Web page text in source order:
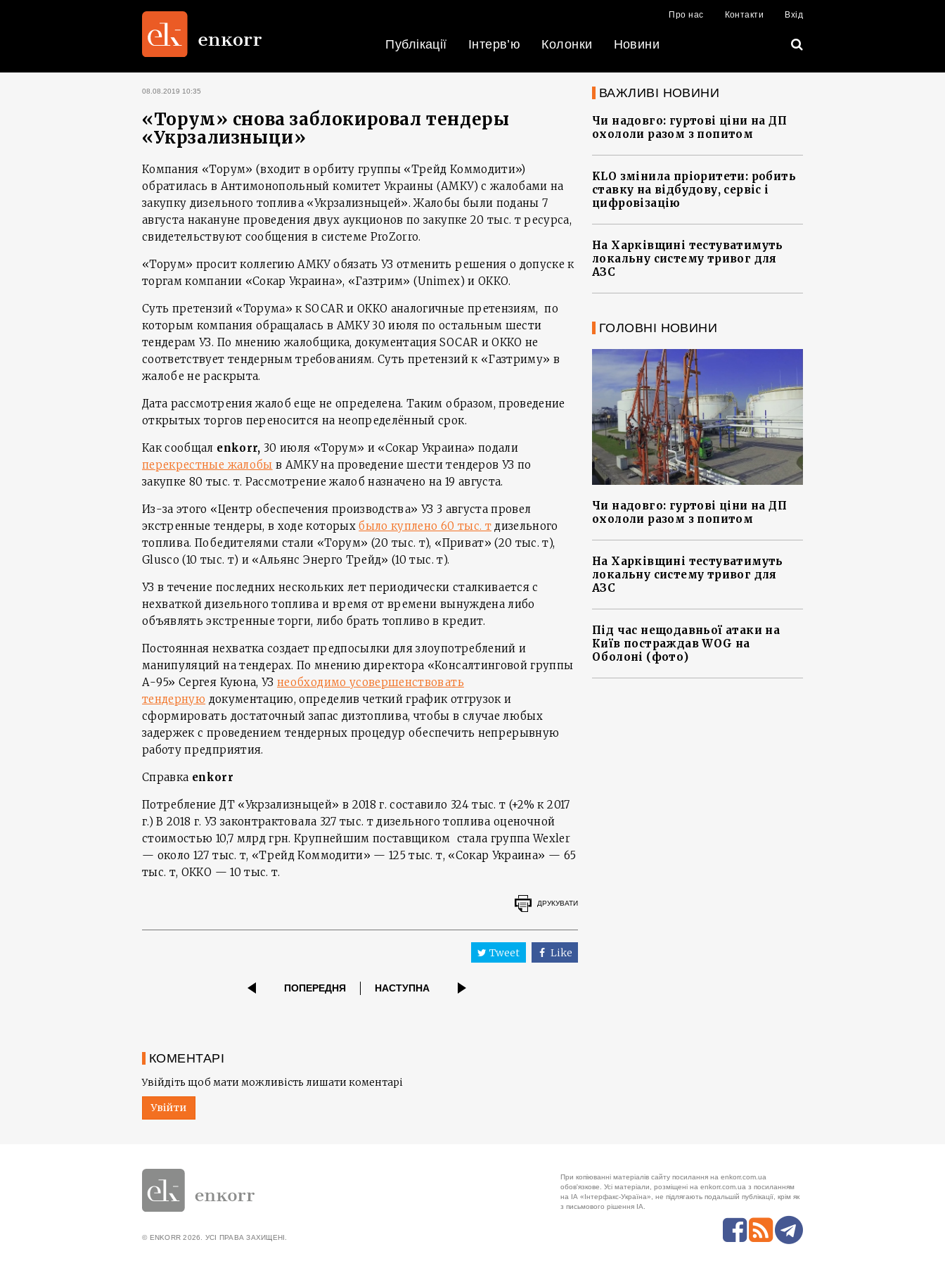
Про нас Контакти Вхід
Публікації Інтерв’ю Колонки Новини
08.08.2019 10:35
«Торум» снова заблокировал тендеры
«Укрзализныци»
Компания «Торум» (входит в орбиту группы «Трейд Коммодити»)
обратилась в Антимонопольный комитет Украины (АМКУ) с жалобами на
закупку дизельного топлива «Укрзализныцей». Жалобы были поданы 7
августа накануне проведения двух аукционов по закупке 20 тыс. т ресурса,
свидетельствуют сообщения в системе ProZorro.
«Торум» просит коллегию АМКУ обязать УЗ отменить решения о допуске к
торгам компании «Сокар Украина», «Газтрим» (Unimex) и ОККО.
Суть претензий «Торума» к SOCAR и ОККО аналогичные претензиям, по
которым компания обращалась в АМКУ 30 июля по остальным шести
тендерам УЗ. По мнению жалобщика, документация SOCAR и ОККО не
соответствует тендерным требованиям. Суть претензий к «Газтриму» в
жалобе не раскрыта.
Дата рассмотрения жалоб еще не определена. Таким образом, проведение
открытых торгов переносится на неопределённый срок.
Как сообщал enkorr, 30 июля «Торум» и «Сокар Украина» подали
перекрестные жалобы в АМКУ на проведение шести тендеров УЗ по
закупке 80 тыс. т. Рассмотрение жалоб назначено на 19 августа.
Из-за этого «Центр обеспечения производства» УЗ 3 августа провел
экстренные тендеры, в ходе которыхбыло куплено 60 тыс. тдизельного
топлива. Победителями стали «Торум» (20 тыс. т), «Приват» (20 тыс. т),
Glusco (10 тыс. т) и «Альянс Энерго Трейд» (10 тыс. т).
УЗ в течение последних нескольких лет периодически сталкивается с
нехваткой дизельного топлива и время от времени вынуждена либо
объявлять экстренные торги, либо брать топливо в кредит.
Постоянная нехватка создает предпосылки для злоупотреблений и
манипуляций на тендерах. По мнению директора «Консалтинговой группы
А-95» Сергея Куюна, УЗнеобходимо усовершенствовать
тендерную документацию, определив четкий график отгрузок и
сформировать достаточный запас дизтоплива, чтобы в случае любых
задержек с проведением тендерных процедур обеспечить непрерывную
работу предприятия.
Справка enkorr
Потребление ДТ «Укрзализныцей» в 2018 г. составило 324 тыс. т (+2% к 2017
г.) В 2018 г. УЗ законтрактовала 327 тыс. т дизельного топлива оценочной
стоимостью 10,7 млрд грн. Крупнейшим поставщиком стала группа Wexler
— около 127 тыс. т, «Трейд Коммодити» — 125 тыс. т, «Сокар Украина» — 65
тыс. т, ОККО — 10 тыс. т.
ДРУКУВАТИ
Tweet Like
ПОПЕРЕДНЯ НАСТУПНА
КОМЕНТАРІ
Увійдіть щоб мати можливість лишати коментарі
Увійти
ВАЖЛИВІ НОВИНИ
Чи надовго: гуртові ціни на ДП
охололи разом з попитом
KLO змінила пріоритети: робить
ставку на відбудову, сервіс і
цифровізацію
На Харківщині тестуватимуть
локальну систему тривог для
АЗС
ГОЛОВНІ НОВИНИ
Чи надовго: гуртові ціни на ДП
охололи разом з попитом
На Харківщині тестуватимуть
локальну систему тривог для
АЗС
Під час нещодавньої атаки на
Київ постраждав WOG на
Оболоні (фото)
При копіюванні матеріалів сайту посилання на enkorr.com.ua
обов'язкове. Усі матеріали, розміщені на enkorr.com.ua з посиланням
на ІА «Інтерфакс-Україна», не підлягають подальшій публікації, крім як
з письмового рішення ІА.
© ENKORR 2026. УСІ ПРАВА ЗАХИЩЕНІ.